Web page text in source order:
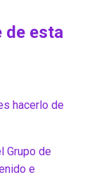
de esta
hacerlo de
Grupo de
e